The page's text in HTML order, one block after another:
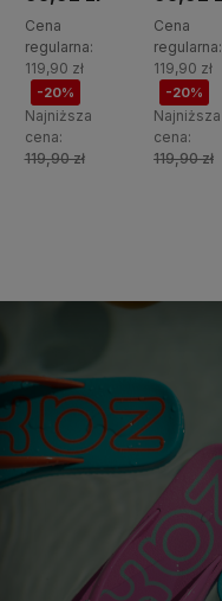
Cena
regularna:
119,90 zł
-20%
Najniższa
cena:
119,90 zł
Cena
regularna:
119,90 zł
-20%
Najniższa
cena:
119,90 zł